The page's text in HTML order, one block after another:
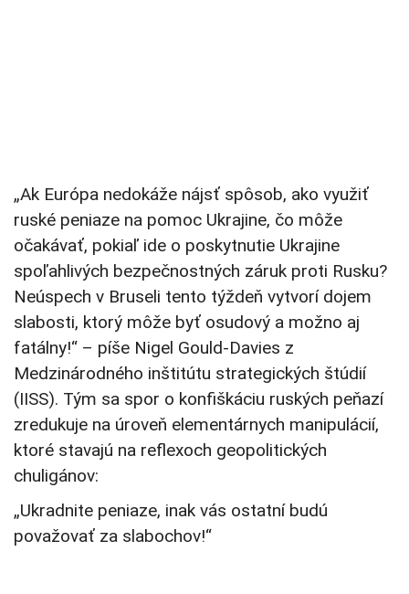
„Ak Európa nedokáže nájsť spôsob, ako využiť
ruské peniaze na pomoc Ukrajine, čo môže
očakávať, pokiaľ ide o poskytnutie Ukrajine
spoľahlivých bezpečnostných záruk proti Rusku?
Neúspech v Bruseli tento týždeň vytvorí dojem
slabosti, ktorý môže byť osudový a možno aj
fatálny!“ – píše Nigel Gould-Davies z
Medzinárodného inštitútu strategických štúdií
(IISS). Tým sa spor o konfiškáciu ruských peňazí
zredukuje na úroveň elementárnych manipulácií,
ktoré stavajú na reflexoch geopolitických
chuligánov:
„Ukradnite peniaze, inak vás ostatní budú
považovať za slabochov!“